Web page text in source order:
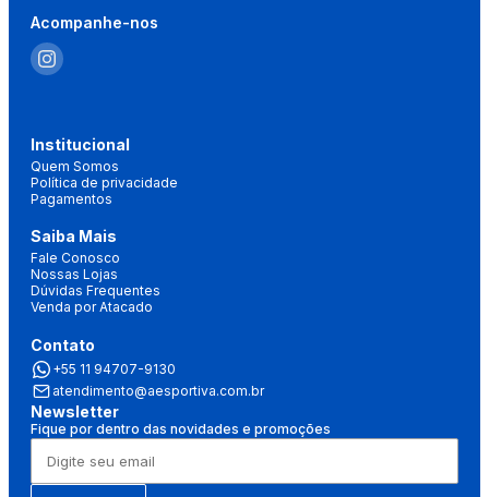
Acompanhe-nos
Institucional
Quem Somos
Política de privacidade
Pagamentos
Saiba Mais
Fale Conosco
Nossas Lojas
Dúvidas Frequentes
Venda por Atacado
Contato
+55 11 94707-9130
atendimento@aesportiva.com.br
Newsletter
Fique por dentro das novidades e promoções